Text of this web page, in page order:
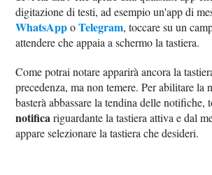
digitazione di testi, ad esempio un'app di
WhatsAppoTelegram, toccare su un
attendere che appaia a schermo la tastiera.
Come potrai notare apparirà ancora la
precedenza, ma non temere. Per abilitare la
basterà abbassare la tendina delle notifiche,
notificariguardante la tastiera attiva e dal
appare selezionare la tastiera che desideri.